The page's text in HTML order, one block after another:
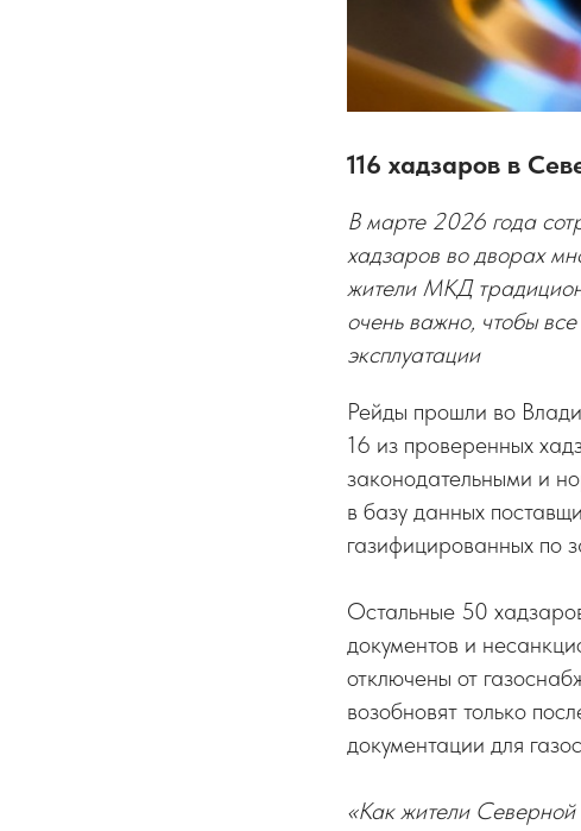
116 хадзаров в
В марте 2026 года
хадзаров во дворах
жители МКД
очень важно, чтобы
эксплуатации
Рейды прошли во
16 из проверенных
законодательными и
в базу данных
газифицированных по
Остальные 50
документов и
отключены от
возобновят только
документации для
«Как жители